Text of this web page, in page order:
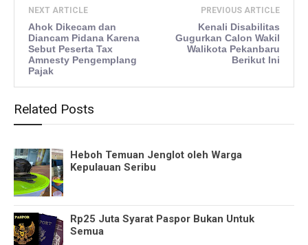
NEXT ARTICLE
Ahok Dikecam dan
Diancam Pidana Karena
Sebut Peserta Tax
Amnesty Pengemplang
Pajak
PREVIOUS ARTICLE
Kenali Disabilitas
Gugurkan Calon Wakil
Walikota Pekanbaru
Berikut Ini
Related Posts
Heboh Temuan Jenglot oleh Warga
Kepulauan Seribu
Rp25 Juta Syarat Paspor Bukan Untuk
Semua